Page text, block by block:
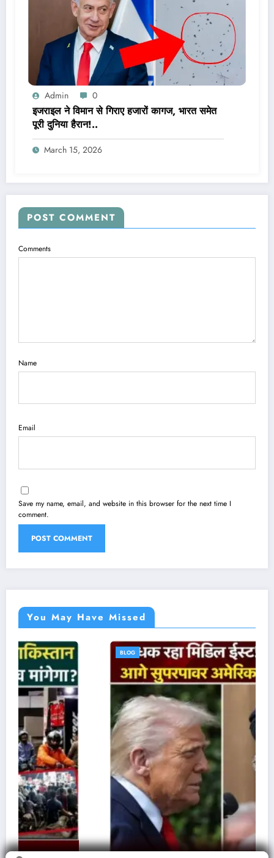
Admin 0
इजराइल ने विमान से गिराए हजारों कागज, भारत समेत
पूरी दुनिया हैरान!..
March 15, 2026
POST COMMENT
Comments
Name
Email
Save my name, email, and website in this browser for the next time I
comment.
You May Have Missed
BLOG